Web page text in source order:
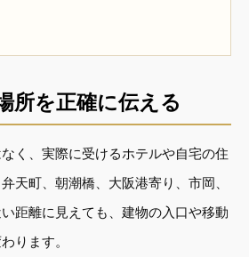
所を正確に伝える
く、実際に受けるホテルや自宅の住
天町、朝潮橋、大阪港寄り、市岡、
距離に見えても、建物の入口や移動
ります。